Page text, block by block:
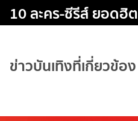
10 ละคร-ซีรีส์ ยอดฮิต
ข่าวบันเทิงที่เกี่ยวข้อง